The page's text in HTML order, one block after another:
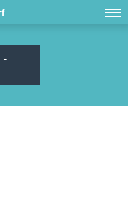
-